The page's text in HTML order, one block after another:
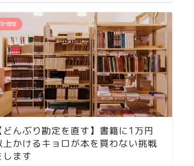
計管理
どんぶり勘定を直す】書籍に1万円
上かけるキョロが本を買わない挑戦
します